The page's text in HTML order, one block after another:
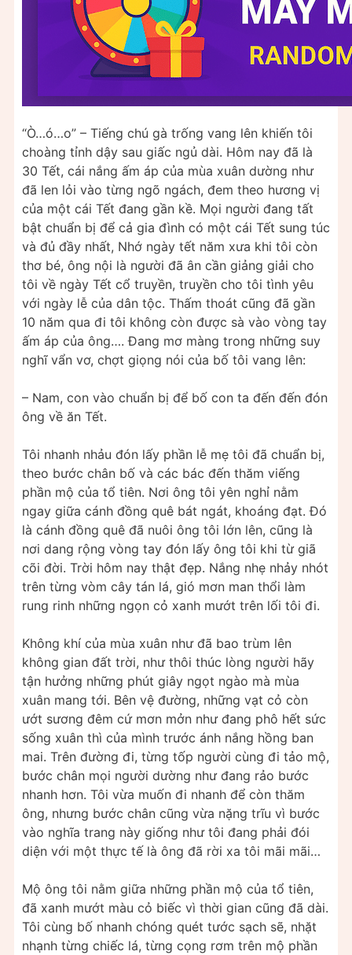
“Ò…ó…o” – Tiếng chú gà trống vang lên khiến tôi
choàng tỉnh dậy sau giấc ngủ dài. Hôm nay đã là
30 Tết, cái nắng ấm áp của mùa xuân dường như
đã len lỏi vào từng ngõ ngách, đem theo hương vị
của một cái Tết đang gần kề. Mọi người đang tất
bật chuẩn bị để cả gia đình có một cái Tết sung túc
và đủ đầy nhất, Nhớ ngày tết năm xưa khi tôi còn
thơ bé, ông nội là người đã ân cần giảng giải cho
tôi về ngày Tết cổ truyền, truyền cho tôi tình yêu
với ngày lễ của dân tộc. Thấm thoát cũng đã gần
10 năm qua đi tôi không còn được sà vào vòng tay
ấm áp của ông…. Đang mơ màng trong những suy
nghĩ vẩn vơ, chợt giọng nói của bố tôi vang lên:
– Nam, con vào chuẩn bị để bố con ta đến đến đón
ông về ăn Tết.
Tôi nhanh nhảu đón lấy phần lễ mẹ tôi đã chuẩn bị,
theo bước chân bố và các bác đến thăm viếng
phần mộ của tổ tiên. Nơi ông tôi yên nghỉ nằm
ngay giữa cánh đồng quê bát ngát, khoáng đạt. Đó
là cánh đồng quê đã nuôi ông tôi lớn lên, cũng là
nơi dang rộng vòng tay đón lấy ông tôi khi từ giã
cõi đời. Trời hôm nay thật đẹp. Nắng nhẹ nhảy nhót
trên từng vòm cây tán lá, gió mơn man thổi làm
rung rinh những ngọn cỏ xanh mướt trên lối tôi đi.
Không khí của mùa xuân như đã bao trùm lên
không gian đất trời, như thôi thúc lòng người hãy
tận hưởng những phút giây ngọt ngào mà mùa
xuân mang tới. Bên vệ đường, những vạt cỏ còn
ướt sương đêm cứ mơn mởn như đang phô hết sức
sống xuân thì của mình trước ánh nắng hồng ban
mai. Trên đường đi, từng tốp người cùng đi tảo mộ,
bước chân mọi người dường như đang rảo bước
nhanh hơn. Tôi vừa muốn đi nhanh để còn thăm
ông, nhưng bước chân cũng vừa nặng trĩu vì bước
vào nghĩa trang này giống như tôi đang phải đói
diện với một thực tế là ông đã rời xa tôi mãi mãi…
Mộ ông tôi nằm giữa những phần mộ của tổ tiên,
đã xanh mướt màu cỏ biếc vì thời gian cũng đã dài.
Tôi cùng bố nhanh chóng quét tước sạch sẽ, nhặt
nhạnh từng chiếc lá, từng cọng rơm trên mộ phần